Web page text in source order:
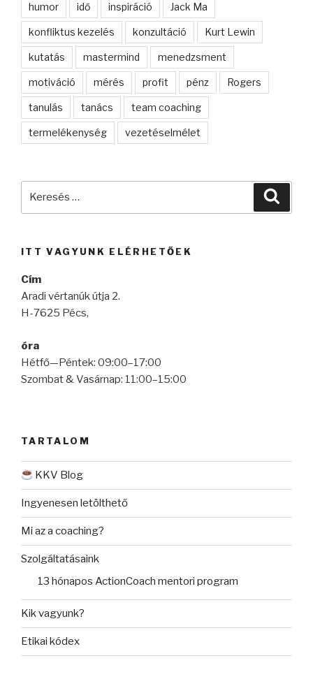
humor idő inspiráció Jack Ma
konfliktus kezelés konzultáció Kurt Lewin
kutatás mastermind menedzsment
motiváció mérés profit pénz Rogers
tanulás tanács team coaching
termelékenység vezetéselmélet
ITT VAGYUNK ELÉRHETŐEK
Cím
Aradi vértanúk útja 2.
H-7625 Pécs,
óra
Hétfő—Péntek: 09:00–17:00
Szombat & Vasárnap: 11:00–15:00
TARTALOM
KKV Blog
Ingyenesen letölthető
Mi az a coaching?
Szolgáltatásaink
13 hónapos ActionCoach mentori program
Kik vagyunk?
Etikai kódex